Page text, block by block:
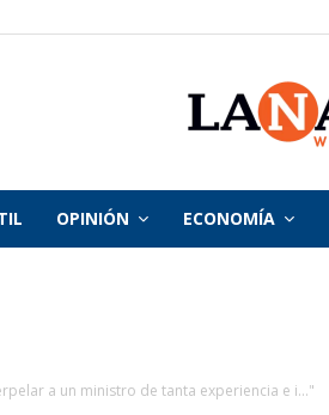
OPINIÓN ECONOMÍA
a un ministro de tanta experiencia e i..."